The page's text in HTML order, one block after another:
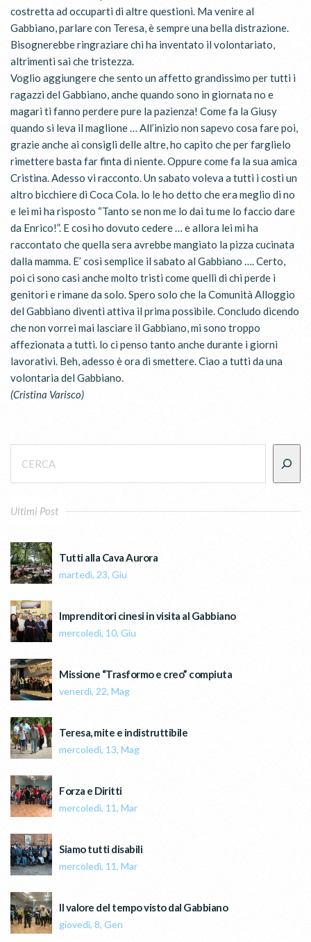
costretta ad occuparti di altre questioni. Ma venire al
Gabbiano, parlare con Teresa, è sempre una bella distrazione.
Bisognerebbe ringraziare chi ha inventato il volontariato,
altrimenti sai che tristezza.
Voglio aggiungere che sento un affetto grandissimo per tutti i
ragazzi del Gabbiano, anche quando sono in giornata no e
magari ti fanno perdere pure la pazienza! Come fa la Giusy
quando si leva il maglione … All’inizio non sapevo cosa fare poi,
grazie anche ai consigli delle altre, ho capito che per farglielo
rimettere basta far finta di niente. Oppure come fa la sua amica
Cristina. Adesso vi racconto. Un sabato voleva a tutti i costi un
altro bicchiere di Coca Cola. lo le ho detto che era meglio di no
e lei mi ha risposto “Tanto se non me lo dai tu me lo faccio dare
da Enrico!”. E così ho dovuto cedere … e allora lei mi ha
raccontato che quella sera avrebbe mangiato la pizza cucinata
dalla mamma. E’ così semplice il sabato al Gabbiano …. Certo,
poi ci sono casi anche molto tristi come quelli di chi perde i
genitori e rimane da solo. Spero solo che la Comunità Alloggio
del Gabbiano diventi attiva il prima possibile. Concludo dicendo
che non vorrei mai lasciare il Gabbiano, mi sono troppo
affezionata a tutti. lo ci penso tanto anche durante i giorni
lavorativi. Beh, adesso è ora di smettere. Ciao a tutti da una
volontaria del Gabbiano.
(Cristina Varisco)
Ultimi Post
Tutti alla Cava Aurora
martedì, 23, Giu
Imprenditori cinesi in visita al Gabbiano
mercoledì, 10, Giu
Missione “Trasformo e creo” compiuta
venerdì, 22, Mag
Teresa, mite e indistruttibile
mercoledì, 13, Mag
Forza e Diritti
mercoledì, 11, Mar
Siamo tutti disabili
mercoledì, 11, Mar
Il valore del tempo visto dal Gabbiano
giovedì, 8, Gen